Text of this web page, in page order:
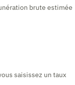
brute estimée
saisissez un taux